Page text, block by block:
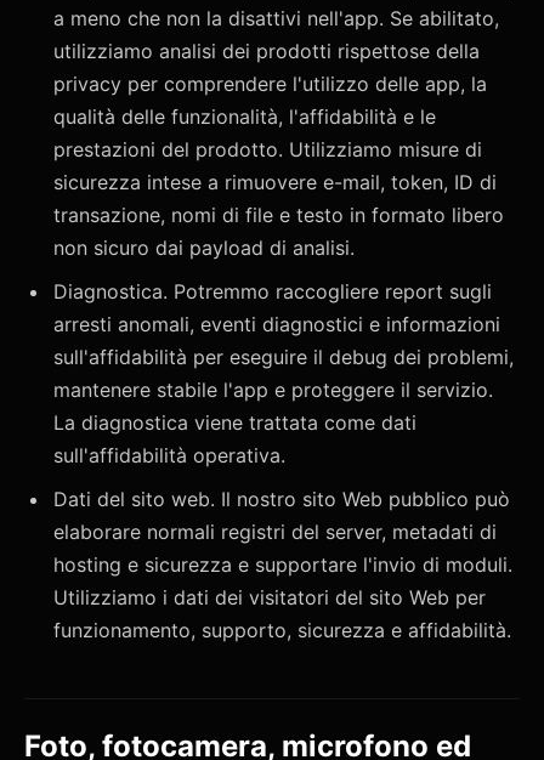
a meno che non la disattivi nell'app. Se abilitato,
utilizziamo analisi dei prodotti rispettose della
privacy per comprendere l'utilizzo delle app, la
qualità delle funzionalità, l'affidabilità e le
prestazioni del prodotto. Utilizziamo misure di
sicurezza intese a rimuovere e-mail, token, ID di
transazione, nomi di file e testo in formato libero
non sicuro dai payload di analisi.
Diagnostica. Potremmo raccogliere report sugli
arresti anomali, eventi diagnostici e informazioni
sull'affidabilità per eseguire il debug dei problemi,
mantenere stabile l'app e proteggere il servizio.
La diagnostica viene trattata come dati
sull'affidabilità operativa.
Dati del sito web. Il nostro sito Web pubblico può
elaborare normali registri del server, metadati di
hosting e sicurezza e supportare l'invio di moduli.
Utilizziamo i dati dei visitatori del sito Web per
funzionamento, supporto, sicurezza e affidabilità.
Foto, fotocamera, microfono ed